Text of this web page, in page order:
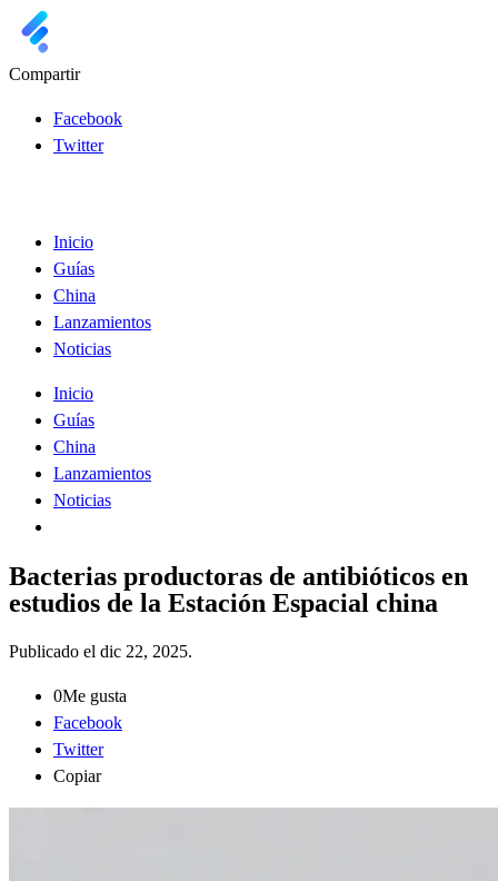
Compartir
Facebook
Twitter
Inicio
Guías
China
Lanzamientos
Noticias
Inicio
Guías
China
Lanzamientos
Noticias
Bacterias productoras de antibióticos en
estudios de la Estación Espacial china
Publicado el dic 22, 2025.
0Me gusta
Facebook
Twitter
Copiar